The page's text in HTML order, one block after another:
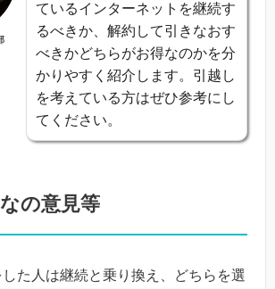
ているインターネットを継続す
るべきか、解約して引きなおす
べきかどちらがお得なのかを分
かりやすく紹介します。引越し
を考えている方はぜひ参考にし
てください。
の意見等
た人は継続と乗り換え、どちらを選